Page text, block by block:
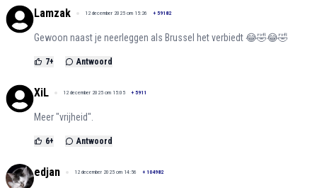
Lamzak 12 december 2025 om 15:26 + 59182
Gewoon naast je neerleggen als Brussel het verbiedt 😂🤣😂🤣
7+ Antwoord
XiL 12 december 2025 om 15:05 + 5911
Meer "vrijheid".
6+ Antwoord
edjan 12 december 2025 om 14:56 + 104982